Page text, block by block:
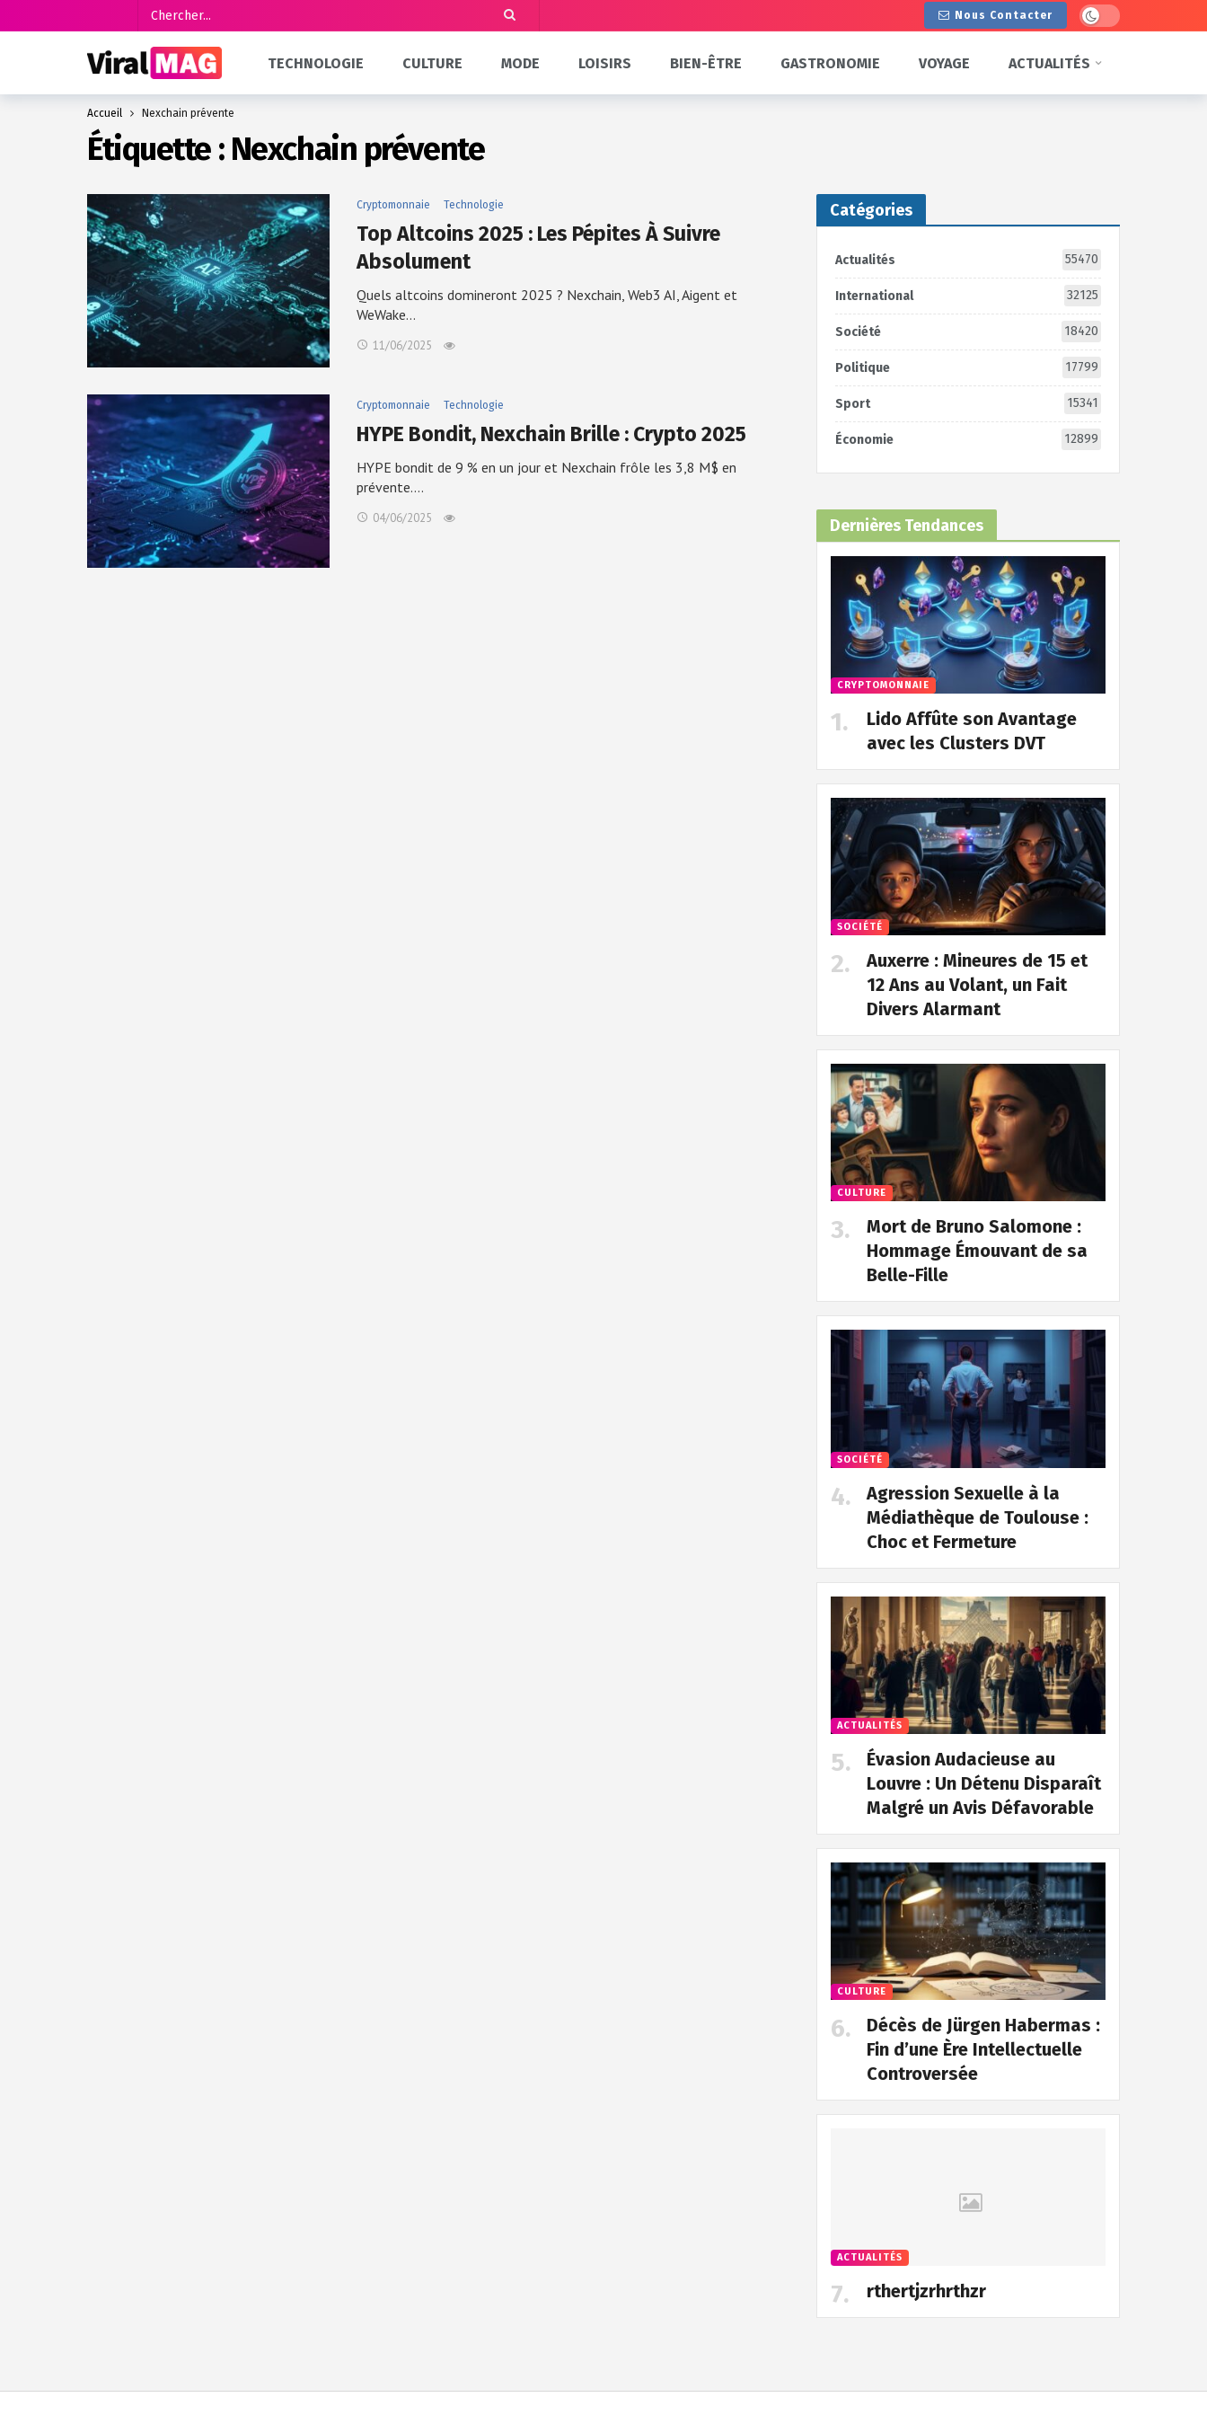
Nous Contacter Dark mode
TECHNOLOGIE CULTURE MODE LOISIRS BIEN-ÊTRE GASTRONOMIE VOYAGE ACTUALITÉS
Accueil Nexchain prévente
Étiquette : Nexchain prévente
Cryptomonnaie Technologie
Top Altcoins 2025 : Les Pépites À Suivre
Absolument
Quels altcoins domineront 2025 ? Nexchain, Web3 AI, Aigent et
WeWake…
11/06/2025
Cryptomonnaie Technologie
HYPE Bondit, Nexchain Brille : Crypto 2025
HYPE bondit de 9 % en un jour et Nexchain frôle les 3,8 M$ en
prévente.…
04/06/2025
Catégories
Actualités 55470
International 32125
Société 18420
Politique 17799
Sport 15341
Économie 12899
Dernières Tendances
CRYPTOMONNAIE
Lido Affûte son Avantage
avec les Clusters DVT
SOCIÉTÉ
Auxerre : Mineures de 15 et
12 Ans au Volant, un Fait
Divers Alarmant
CULTURE
Mort de Bruno Salomone :
Hommage Émouvant de sa
Belle-Fille
SOCIÉTÉ
Agression Sexuelle à la
Médiathèque de Toulouse :
Choc et Fermeture
ACTUALITÉS
Évasion Audacieuse au
Louvre : Un Détenu Disparaît
Malgré un Avis Défavorable
CULTURE
Décès de Jürgen Habermas :
Fin d’une Ère Intellectuelle
Controversée
ACTUALITÉS
rthertjzrhrthzr